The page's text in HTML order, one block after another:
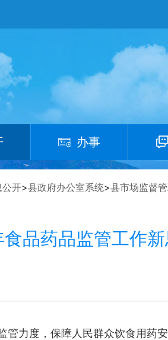
办事
公开>县政府办公室系统>县市场监督
品药品监管工作
力度，保障人民群众饮食用药